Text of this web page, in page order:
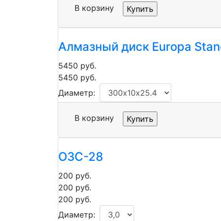
В корзину
Алмазный диск Europa
5450 руб.
5450 руб.
Диаметр:
В корзину
ОЗС-28
200 руб.
200 руб.
200 руб.
Диаметр: